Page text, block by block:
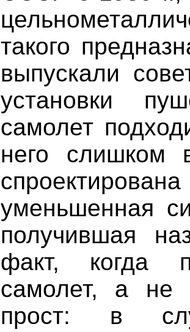
такого
выпускали
установки
самолет
него слишком
уменьшенная
получившая
факт, когда
самолет, а не
прост: в